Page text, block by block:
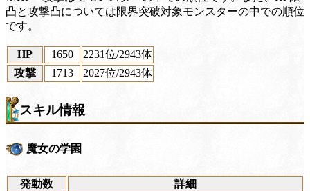
凸と攻撃凸については限界突破対象モンスターの中での順位
です。
HP 1650 2231位/2943体
攻撃
1713 2027位/2943体
スキル情報
魔女の学園
発動数 詳細